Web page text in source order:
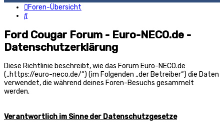
Foren-Übersicht
Suche
Ford Cougar Forum - Euro-NECO.de -
Datenschutzerklärung
Diese Richtlinie beschreibt, wie das Forum Euro-NECO.de
(„https://euro-neco.de/“) (im Folgenden „der Betreiber“) die Daten
verwendet, die während deines Foren-Besuchs gesammelt
werden.
Verantwortlich im Sinne der Datenschutzgesetze